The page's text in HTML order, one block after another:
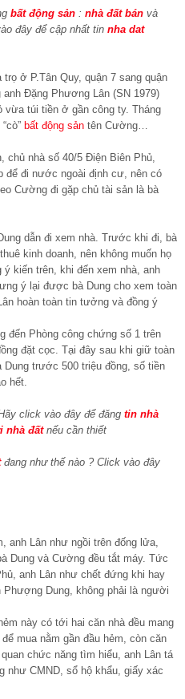
bất động sản : nhà đất bán và
đây để cập nhất tin nha dat
ở P.Tân Quy, quận 7 sang quận
Đặng Phương Lân (SN 1979)
túi tiền ở gần công ty. Tháng
bất động sản tên Cường…
nhà số 40/5 Điện Biên Phủ,
để đi nước ngoài định cư, nên có
Cường đi gặp chủ tài sản là bà
dẫn đi xem nhà. Trước khi đi, bà
kinh doanh, nên không muốn họ
ý kiến trên, khi đến xem nhà, anh
ý lại được bà Dung cho xem toàn
hoàn toàn tin tưởng và đồng ý
đến Phòng công chứng số 1 trên
đặt cọc. Tại đây sau khi giữ toàn
Dung trước 500 triệu đồng, số tiền
hết.
click vào đây để đăng tin nhà
nhà đấtnếu cần thiết
đang như thế nào ? Click vào đây
anh Lân như ngồi trên đống lửa,
Dung và Cường đều tắt máy. Tức
anh Lân như chết đứng khi hay
Phượng Dung, không phải là người
này có tới hai căn nhà đều mang
mua nằm gần đầu hẻm, còn căn
chức năng tìm hiểu, anh Lân tá
như CMND, sổ hộ khẩu, giấy xác